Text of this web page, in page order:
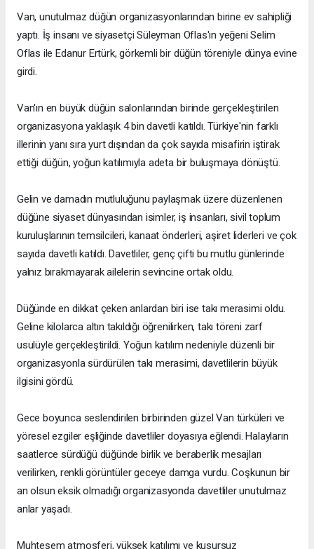
Van, unutulmaz düğün organizasyonlarından birine ev sahipliği
yaptı. İş insanı ve siyasetçi Süleyman Oflas'ın yeğeni Selim
Oflas ile Edanur Ertürk, görkemli bir düğün töreniyle dünya evine
girdi.
Van'ın en büyük düğün salonlarından birinde gerçekleştirilen
organizasyona yaklaşık 4 bin davetli katıldı. Türkiye'nin farklı
illerinin yanı sıra yurt dışından da çok sayıda misafirin iştirak
ettiği düğün, yoğun katılımıyla adeta bir buluşmaya dönüştü.
Gelin ve damadın mutluluğunu paylaşmak üzere düzenlenen
düğüne siyaset dünyasından isimler, iş insanları, sivil toplum
kuruluşlarının temsilcileri, kanaat önderleri, aşiret liderleri ve çok
sayıda davetli katıldı. Davetliler, genç çifti bu mutlu günlerinde
yalnız bırakmayarak ailelerin sevincine ortak oldu.
Düğünde en dikkat çeken anlardan biri ise takı merasimi oldu.
Geline kilolarca altın takıldığı öğrenilirken, takı töreni zarf
usulüyle gerçekleştirildi. Yoğun katılım nedeniyle düzenli bir
organizasyonla sürdürülen takı merasimi, davetlilerin büyük
ilgisini gördü.
Gece boyunca seslendirilen birbirinden güzel Van türküleri ve
yöresel ezgiler eşliğinde davetliler doyasıya eğlendi. Halayların
saatlerce sürdüğü düğünde birlik ve beraberlik mesajları
verilirken, renkli görüntüler geceye damga vurdu. Coşkunun bir
an olsun eksik olmadığı organizasyonda davetliler unutulmaz
anlar yaşadı.
Muhteşem atmosferi, yüksek katılımı ve kusursuz